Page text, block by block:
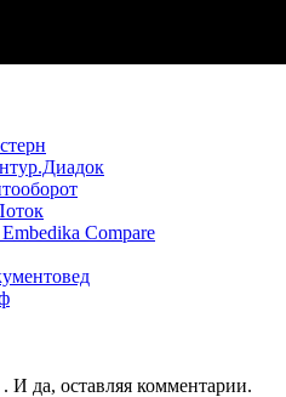
Embedika Compare
И да, оставляя комментарии.